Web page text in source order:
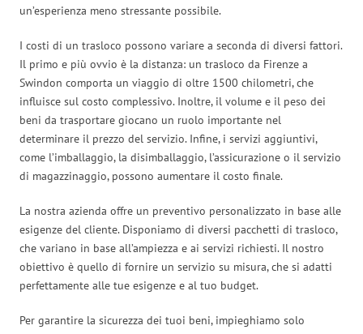
un’esperienza meno stressante possibile.
I costi di un trasloco possono variare a seconda di diversi fattori.
Il primo e più ovvio è la distanza: un trasloco da Firenze a
Swindon comporta un viaggio di oltre 1500 chilometri, che
influisce sul costo complessivo. Inoltre, il volume e il peso dei
beni da trasportare giocano un ruolo importante nel
determinare il prezzo del servizio. Infine, i servizi aggiuntivi,
come l’imballaggio, la disimballaggio, l’assicurazione o il servizio
di magazzinaggio, possono aumentare il costo finale.
La nostra azienda offre un preventivo personalizzato in base alle
esigenze del cliente. Disponiamo di diversi pacchetti di trasloco,
che variano in base all’ampiezza e ai servizi richiesti. Il nostro
obiettivo è quello di fornire un servizio su misura, che si adatti
perfettamente alle tue esigenze e al tuo budget.
Per garantire la sicurezza dei tuoi beni, impieghiamo solo